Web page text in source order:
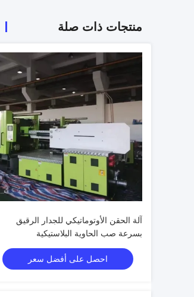
منتجات ذات صلة
آلة الحقن الأوتوماتيكي للجدار الرقيق
بسرعة صب الحاوية البلاستيكية
احصل على أفضل سعر